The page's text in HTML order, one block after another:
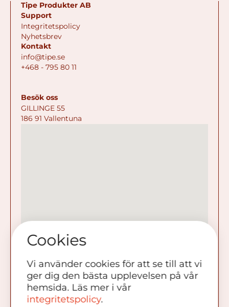
Tipe Produkter AB
Support
Integritetspolicy
Nyhetsbrev
Kontakt
info@tipe.se
+468 - 795 80 11
Besök oss
GILLINGE 55
186 91 Vallentuna
Cookies
Vi använder cookies för att se till att vi
ger dig den bästa upplevelsen på vår
hemsida. Läs mer i vår
integritetspolicy.